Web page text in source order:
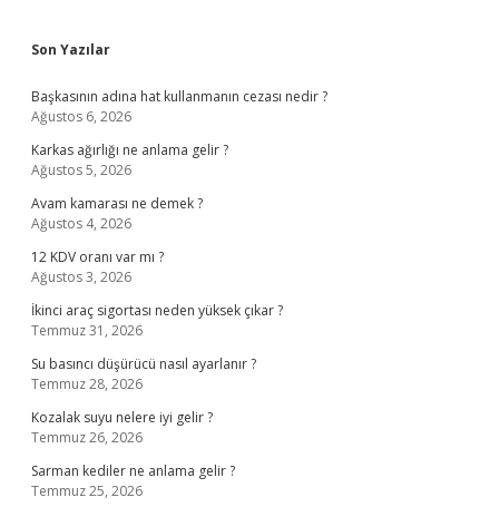
Sidebar
Son Yazılar
Başkasının adına hat kullanmanın cezası nedir ?
Ağustos 6, 2026
Karkas ağırlığı ne anlama gelir ?
Ağustos 5, 2026
Avam kamarası ne demek ?
Ağustos 4, 2026
12 KDV oranı var mı ?
Ağustos 3, 2026
İkinci araç sigortası neden yüksek çıkar ?
Temmuz 31, 2026
Su basıncı düşürücü nasıl ayarlanır ?
Temmuz 28, 2026
Kozalak suyu nelere iyi gelir ?
Temmuz 26, 2026
Sarman kediler ne anlama gelir ?
Temmuz 25, 2026